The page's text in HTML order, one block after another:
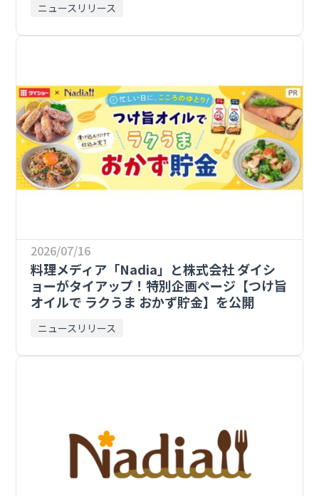
ニュースリリース
2026/07/16
料理メディア「Nadia」と株式会社 ダイシ
ョーがタイアップ！特別企画ページ【つけ旨
オイルで ラクうま おかず貯金】を公開
ニュースリリース